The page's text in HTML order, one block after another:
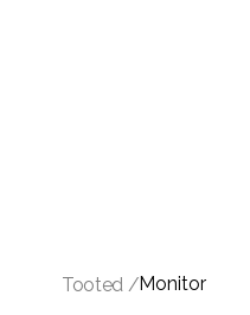
Tooted /Monitor